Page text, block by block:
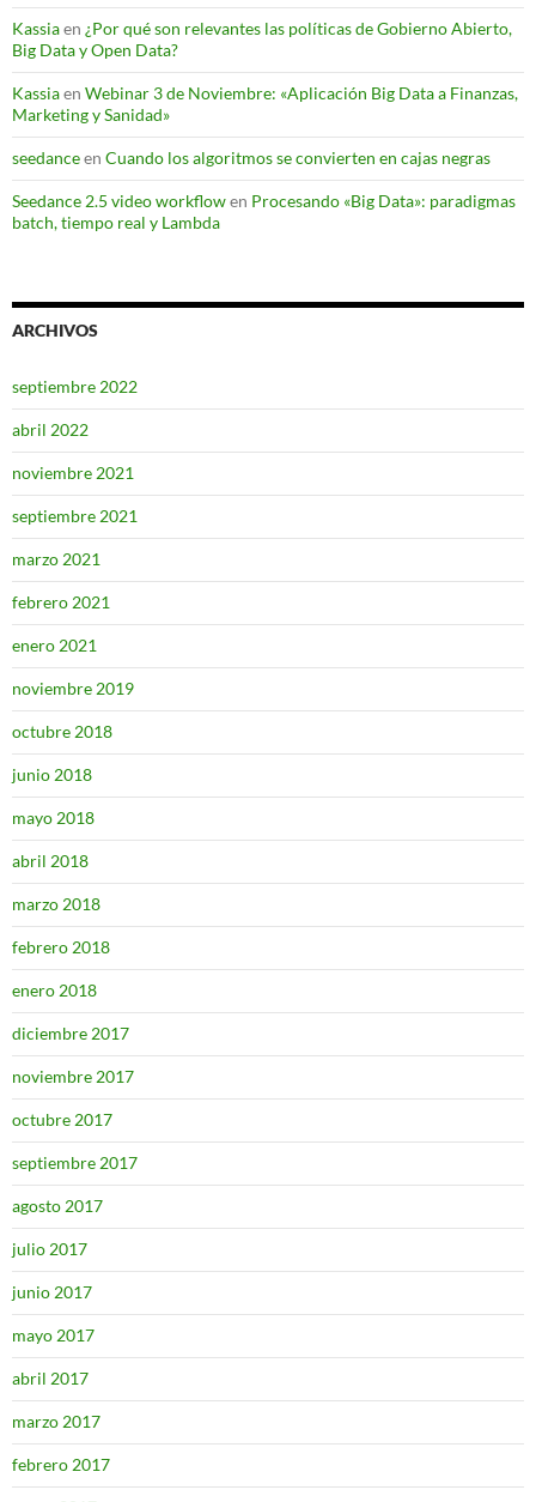
Kassiaen ¿Por qué son relevantes las políticas de Gobierno Abierto,
Big Data y Open Data?
Kassiaen Webinar 3 de Noviembre: «Aplicación Big Data a Finanzas,
Marketing y Sanidad»
seedanceen Cuando los algoritmos se convierten en cajas negras
Seedance 2.5 video workflowen Procesando «Big Data»: paradigmas
batch, tiempo real y Lambda
ARCHIVOS
septiembre 2022
abril 2022
noviembre 2021
septiembre 2021
marzo 2021
febrero 2021
enero 2021
noviembre 2019
octubre 2018
junio 2018
mayo 2018
abril 2018
marzo 2018
febrero 2018
enero 2018
diciembre 2017
noviembre 2017
octubre 2017
septiembre 2017
agosto 2017
julio 2017
junio 2017
mayo 2017
abril 2017
marzo 2017
febrero 2017